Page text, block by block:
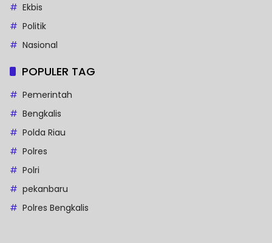
Ekbis
Politik
Nasional
POPULER TAG
Pemerintah
Bengkalis
Polda Riau
Polres
Polri
pekanbaru
Polres Bengkalis